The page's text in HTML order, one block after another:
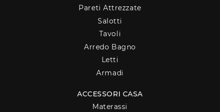
Pareti Attrezzate
Salotti
Tavoli
Arredo Bagno
Letti
Armadi
ACCESSORI CASA
Materassi